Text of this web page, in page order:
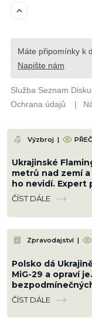
Výzbroj |
Ukrajinské
metrů nad zemí
ho nevidí. Expert
Kyjevu pomáhá s
ČÍST DÁLE
Zpravodajství |
Polsko dá
MiG-29 a opraví
skončila,“
ČÍST DÁLE